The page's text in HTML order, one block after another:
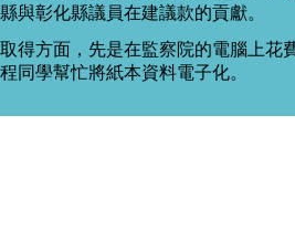
與彰化縣議員在建議款的貢獻。
得方面，先是在監察院的電腦上花
同學幫忙將紙本資料電子化。